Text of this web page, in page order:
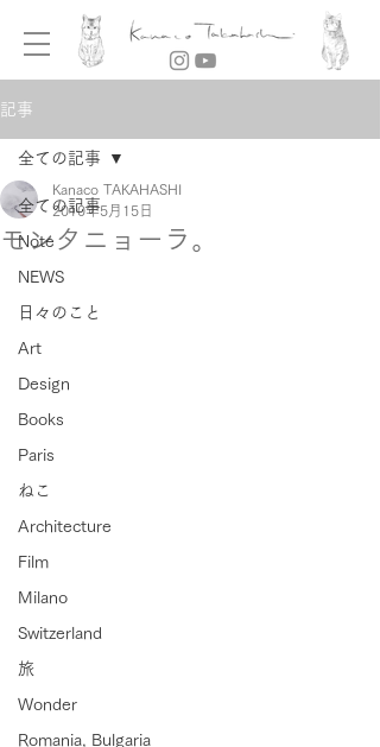
記事
全ての記事
Note
NEWS
日々のこと
Art
Design
Books
Paris
ねこ
Architecture
Film
Milano
Switzerland
旅
Wonder
Romania, Bulgaria
全ての記事
モンタニョーラ。
Kanaco TAKAHASHI
2010年5月15日